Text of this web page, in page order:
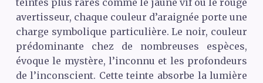
avertisseur, chaque couleur d’araignée porte une
charge symbolique particulière. Le noir, couleur
prédominante chez de nombreuses espèces,
évoque le mystère, l’inconnu et les profondeurs
de l’inconscient. Cette teinte absorbe la lumière